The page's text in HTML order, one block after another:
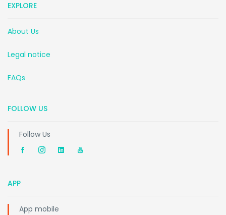
EXPLORE
About Us
Legal notice
FAQs
FOLLOW US
Follow Us
APP
App mobile